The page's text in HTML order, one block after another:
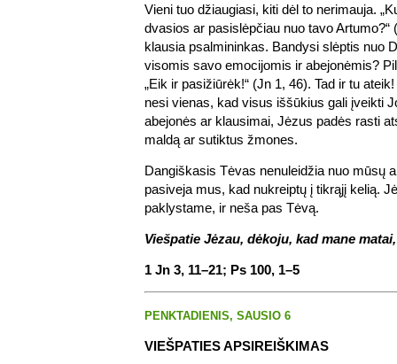
Vieni tuo džiaugiasi, kiti dėl to nerimauja.
dvasios ar pasislėpčiau nuo tavo Artumo?“
klausia psalmininkas. Bandysi slėptis nuo
visomis savo emocijomis ir abejonėmis?
„Eik ir pasižiūrėk!“ (Jn 1, 46). Tad ir tu
nesi vienas, kad visus iššūkius gali įveikti
abejonės ar klausimai, Jėzus padės rasti
maldą ar sutiktus žmones.
Dangiškasis Tėvas nenuleidžia nuo mūsų
pasiveja mus, kad nukreiptų į tikrąjį kelią.
paklystame, ir neša pas Tėvą.
Viešpatie Jėzau, dėkoju, kad mane
1 Jn 3, 11–21; Ps 100, 1–5
PENKTADIENIS, SAUSIO 6
VIEŠPATIES APSIREIŠKIMAS